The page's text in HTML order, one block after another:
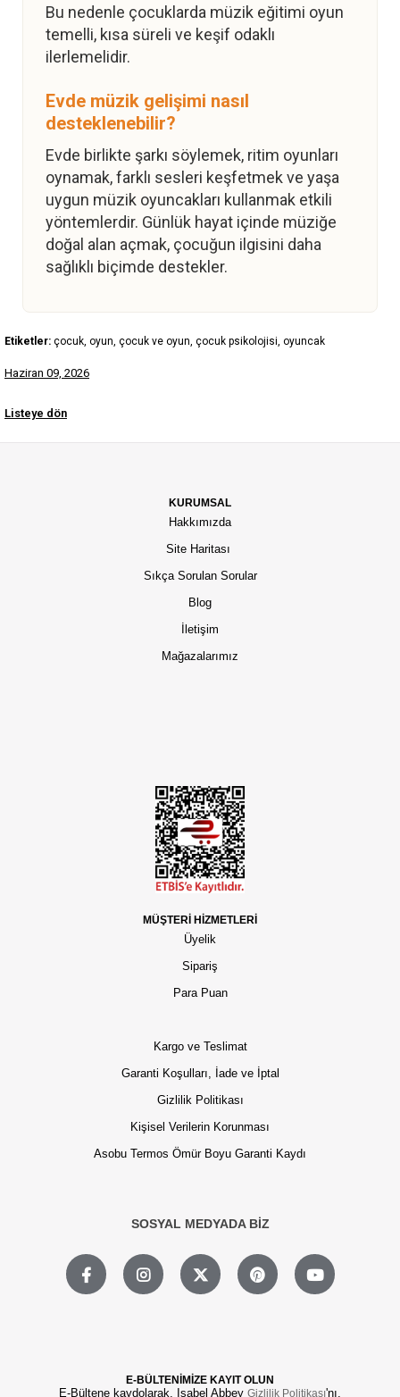
Bu nedenle çocuklarda müzik eğitimi oyun
temelli, kısa süreli ve keşif odaklı
ilerlemelidir.
Evde müzik gelişimi nasıl
desteklenebilir?
Evde birlikte şarkı söylemek, ritim oyunları
oynamak, farklı sesleri keşfetmek ve yaşa
uygun müzik oyuncakları kullanmak etkili
yöntemlerdir. Günlük hayat içinde müziğe
doğal alan açmak, çocuğun ilgisini daha
sağlıklı biçimde destekler.
Etiketler: çocuk, oyun, çocuk ve oyun, çocuk psikolojisi, oyuncak
Haziran 09, 2026
Listeye dön
KURUMSAL
Hakkımızda
Site Haritası
Sıkça Sorulan Sorular
Blog
İletişim
Mağazalarımız
MÜŞTERİ HİZMETLERİ
Üyelik
Sipariş
Para Puan
Kargo ve Teslimat
Garanti Koşulları, İade ve İptal
Gizlilik Politikası
Kişisel Verilerin Korunması
Asobu Termos Ömür Boyu Garanti Kaydı
SOSYAL MEDYADA BİZ
E-BÜLTENİMİZE KAYIT OLUN
E-Bültene kaydolarak, Isabel Abbey Gizlilik Politikası'nı,